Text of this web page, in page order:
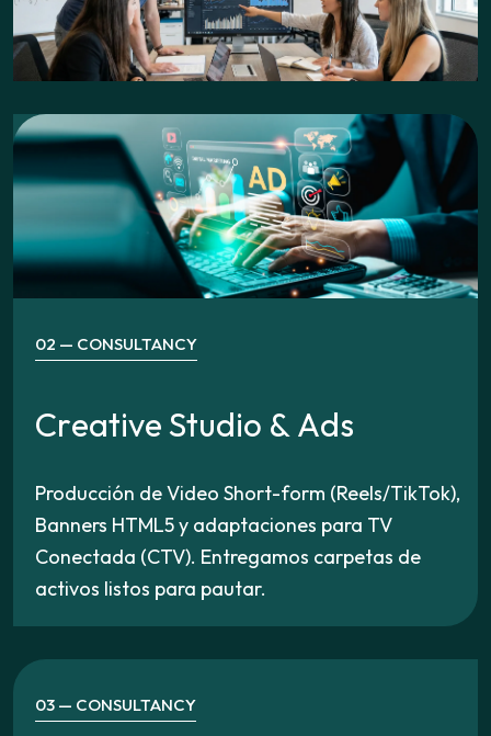
02 — CONSULTANCY
CreativeStudio &Ads
Producción de Video Short-form (Reels/TikTok),
Banners HTML5 y adaptaciones para TV
Conectada (CTV). Entregamos carpetas de
activos listos para pautar.
03 — CONSULTANCY